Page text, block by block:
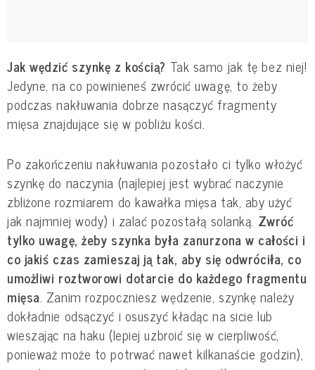
Jak wędzić szynkę z kością? Tak samo jak tę bez niej!
Jedyne, na co powinieneś zwrócić uwagę, to żeby
podczas nakłuwania dobrze nasączyć fragmenty
mięsa znajdujące się w pobliżu kości.
Po zakończeniu nakłuwania pozostało ci tylko włożyć
szynkę do naczynia (najlepiej jest wybrać naczynie
zbliżone rozmiarem do kawałka mięsa tak, aby użyć
jak najmniej wody) i zalać pozostałą solanką. Zwróć
tylko uwagę, żeby szynka była zanurzona w całości i
co jakiś czas zamieszaj ją tak, aby się odwróciła, co
umożliwi roztworowi dotarcie do każdego fragmentu
mięsa. Zanim rozpoczniesz wędzenie, szynkę należy
dokładnie odsączyć i osuszyć kładąc na sicie lub
wieszając na haku (lepiej uzbroić się w cierpliwość,
ponieważ może to potrwać nawet kilkanaście godzin),